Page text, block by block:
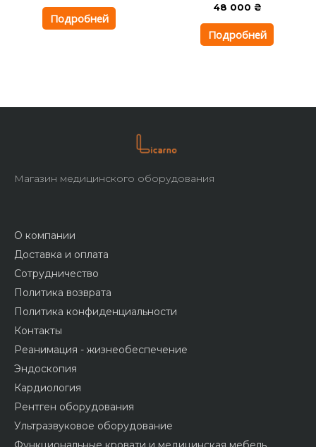
Подробней
48 000 ₴
Подробней
Магазин медицинского оборудования
О компании
Доставка и оплата
Сотрудничество
Политика возврата
Политика конфиденциальности
Контакты
Реанимация - жизнеобеспечение
Эндоскопия
Кардиология
Рентген оборудования
Ультразвуковое оборудование